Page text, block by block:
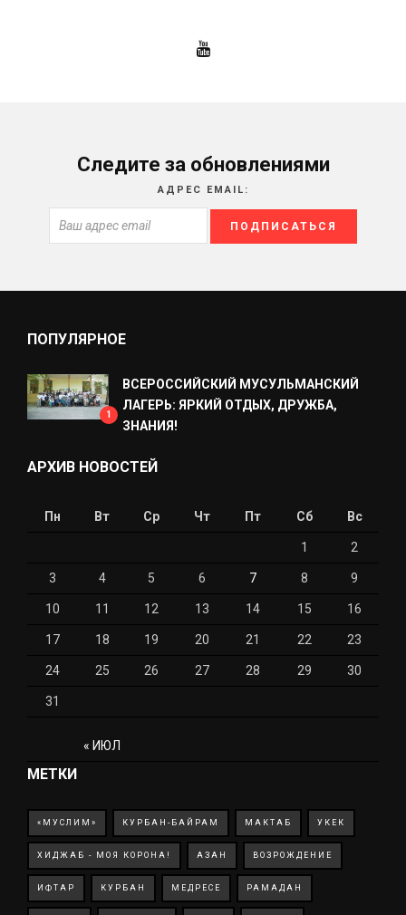
Следите за обновлениями
АДРЕС EMAIL:
ПОПУЛЯРНОЕ
1
ВСЕРОССИЙСКИЙ МУСУЛЬМАНСКИЙ
ЛАГЕРЬ: ЯРКИЙ ОТДЫХ, ДРУЖБА,
ЗНАНИЯ!
АРХИВ НОВОСТЕЙ
Пн Вт Ср Чт Пт Сб Вс
« ИЮЛ
1 2
3 4 5 6 7 8 9
10 11 12 13 14 15 16
17 18 19 20 21 22 23
24 25 26 27 28 29 30
31
МЕТКИ
«МУСЛИМ» КУРБАН-БАЙРАМ МАКТАБ УКЕК
ХИДЖАБ - МОЯ КОРОНА! АЗАН ВОЗРОЖДЕНИЕ
ИФТАР КУРБАН МЕДРЕСЕ РАМАДАН